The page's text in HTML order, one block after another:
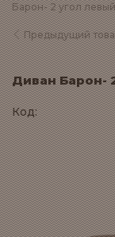
Барон- 2 угол
Предыдущий
Диван Барон-
Код: